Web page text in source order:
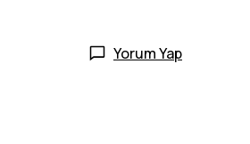
Yorum Yap